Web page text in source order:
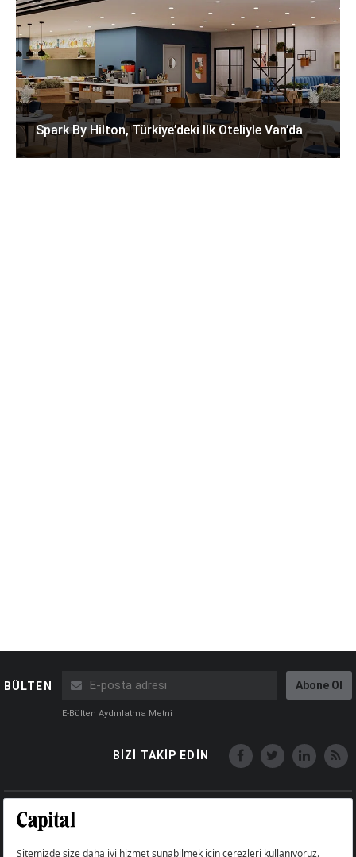
Spark By Hilton, Türkiye’deki Ilk Oteliyle Van’da
BÜLTEN Abone Ol
E-Bülten Aydınlatma Metni
BİZİ TAKİP EDİN
Big Medya Teknoloji A.Ş.